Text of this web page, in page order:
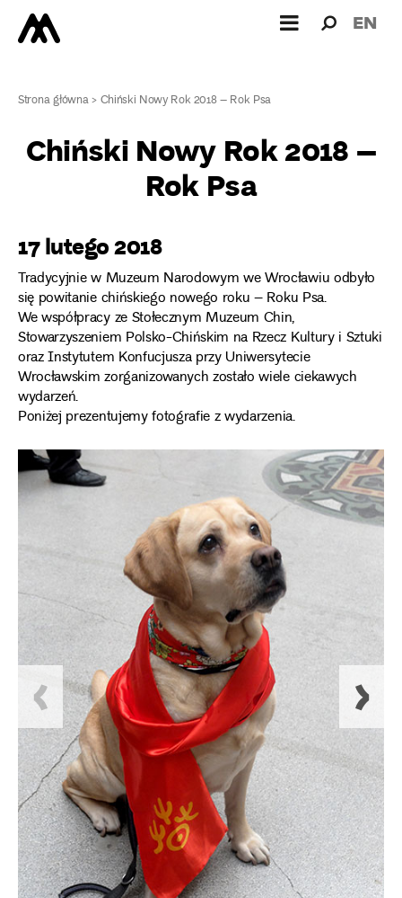
dla: EN
Strona główna>Chiński Nowy Rok 2018 – Rok Psa
Chiński Nowy Rok 2018 –
Rok Psa
17 lutego 2018
Tradycyjnie w Muzeum Narodowym we Wrocławiu odbyło
się powitanie chińskiego nowego roku – Roku Psa.
We współpracy ze Stołecznym Muzeum Chin,
Stowarzyszeniem Polsko-Chińskim na Rzecz Kultury i Sztuki
oraz Instytutem Konfucjusza przy Uniwersytecie
Wrocławskim zorganizowanych zostało wiele ciekawych
wydarzeń.
Poniżej prezentujemy fotografie z wydarzenia.